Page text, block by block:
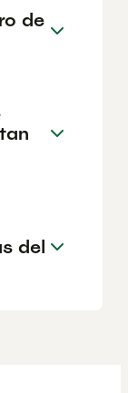
de
del